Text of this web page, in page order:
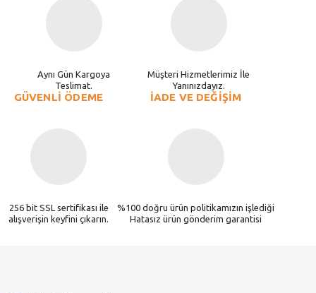
Aynı Gün Kargoya
Teslimat.
Müşteri Hizmetlerimiz İle
Yanınızdayız.
GÜVENLİ ÖDEME
256 bit SSL sertifikası ile
alışverişin keyfini çıkarın.
İADE VE DEĞİŞİM
%100 doğru ürün politikamızın işlediği
Hatasız ürün gönderim garantisi